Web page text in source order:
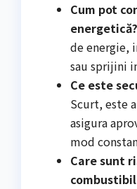
Cum pot
energetică?
de energie,
sau sprijini
Ce este
Scurt, este
asigura
mod
Care sunt